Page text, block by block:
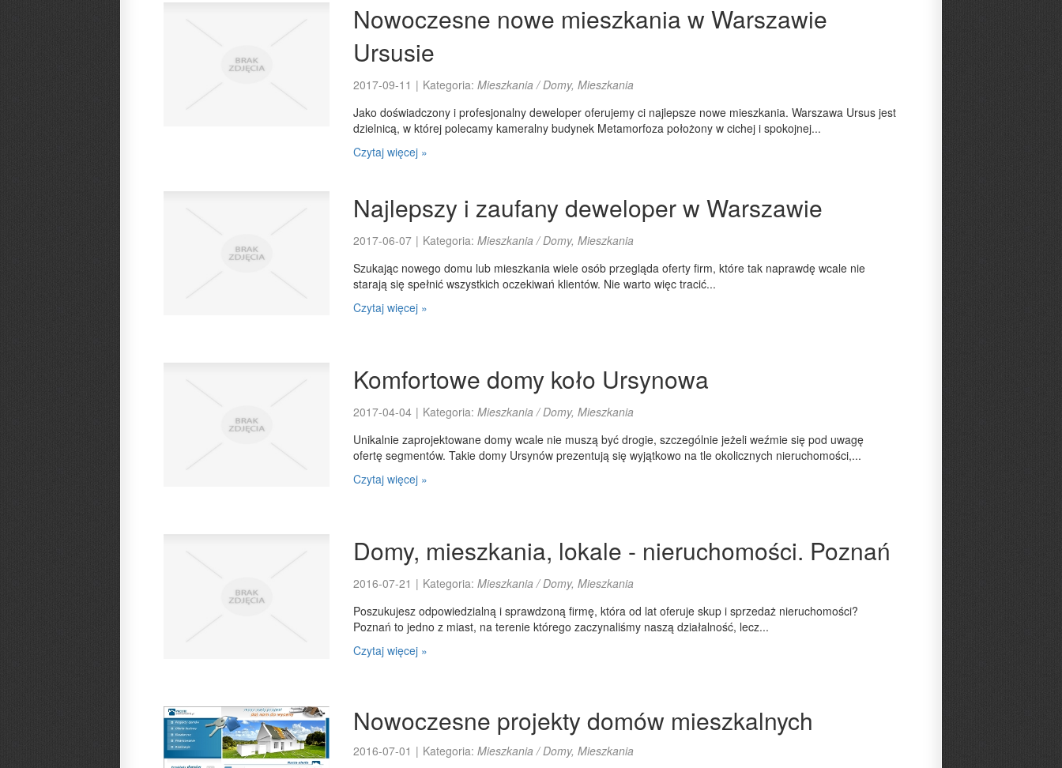
Nowoczesne nowe mieszkania w Warszawie
Ursusie
2017-09-11 | Kategoria: Mieszkania / Domy, Mieszkania
Jako doświadczony i profesjonalny deweloper oferujemy ci najlepsze nowe mieszkania. Warszawa Ursus jest
dzielnicą, w której polecamy kameralny budynek Metamorfoza położony w cichej i spokojnej...
Czytaj więcej »
Najlepszy i zaufany deweloper w Warszawie
2017-06-07 | Kategoria: Mieszkania / Domy, Mieszkania
Szukając nowego domu lub mieszkania wiele osób przegląda oferty firm, które tak naprawdę wcale nie
starają się spełnić wszystkich oczekiwań klientów. Nie warto więc tracić...
Czytaj więcej »
Komfortowe domy koło Ursynowa
2017-04-04 | Kategoria: Mieszkania / Domy, Mieszkania
Unikalnie zaprojektowane domy wcale nie muszą być drogie, szczególnie jeżeli weźmie się pod uwagę
ofertę segmentów. Takie domy Ursynów prezentują się wyjątkowo na tle okolicznych nieruchomości,...
Czytaj więcej »
Domy, mieszkania, lokale - nieruchomości. Poznań
2016-07-21 | Kategoria: Mieszkania / Domy, Mieszkania
Poszukujesz odpowiedzialną i sprawdzoną firmę, która od lat oferuje skup i sprzedaż nieruchomości?
Poznań to jedno z miast, na terenie którego zaczynaliśmy naszą działalność, lecz...
Czytaj więcej »
Nowoczesne projekty domów mieszkalnych
2016-07-01 | Kategoria: Mieszkania / Domy, Mieszkania